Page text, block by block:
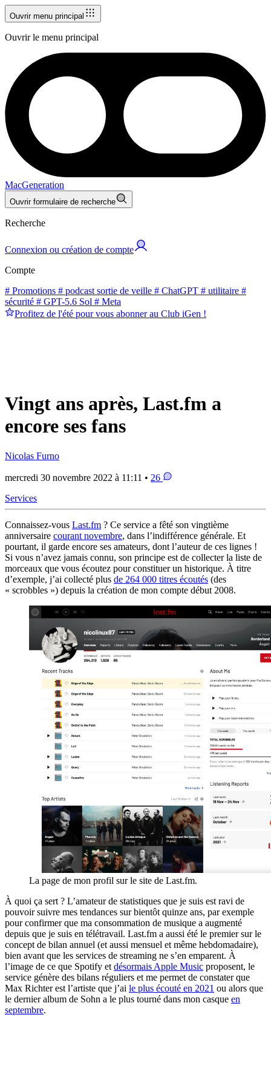
Ouvrir menu principal
Ouvrir le menu principal
MacGeneration
Ouvrir formulaire de recherche
Recherche
Connexion ou création de compte
Compte
# Promotions # podcast sortie de veille # ChatGPT # utilitaire #
sécurité # GPT-5.6 Sol # Meta
Profitez de l'été pour vous abonner au Club iGen !
Vingt ans après, Last.fm a
encore ses fans
Nicolas Furno
mercredi 30 novembre 2022 à 11:11 • 26
Services
Connaissez-vous Last.fm ? Ce service a fêté son vingtième
anniversaire courant novembre, dans l’indifférence générale. Et
pourtant, il garde encore ses amateurs, dont l’auteur de ces lignes !
Si vous n’avez jamais connu, son principe est de collecter la liste de
morceaux que vous écoutez pour constituer un historique. À titre
d’exemple, j’ai collecté plus de 264 000 titres écoutés (des
« scrobbles ») depuis la création de mon compte début 2008.
La page de mon profil sur le site de Last.fm.
À quoi ça sert ? L’amateur de statistiques que je suis est ravi de
pouvoir suivre mes tendances sur bientôt quinze ans, par exemple
pour confirmer que ma consommation de musique a augmenté
depuis que je suis en télétravail. Last.fm a aussi été le premier sur le
concept de bilan annuel (et aussi mensuel et même hebdomadaire),
bien avant que les services de streaming ne s’en emparent. À
l’image de ce que Spotify et désormais Apple Music proposent, le
service génère des bilans réguliers et me permet de constater que
Max Richter est l’artiste que j’ai le plus écouté en 2021 ou alors que
le dernier album de Sohn a le plus tourné dans mon casque en
septembre.